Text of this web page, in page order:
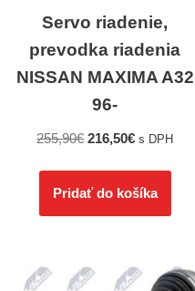
Servo riadenie,
prevodka riadenia
NISSAN MAXIMA A32
96-
255,90€ 216,50€ s DPH
Pridať do košíka